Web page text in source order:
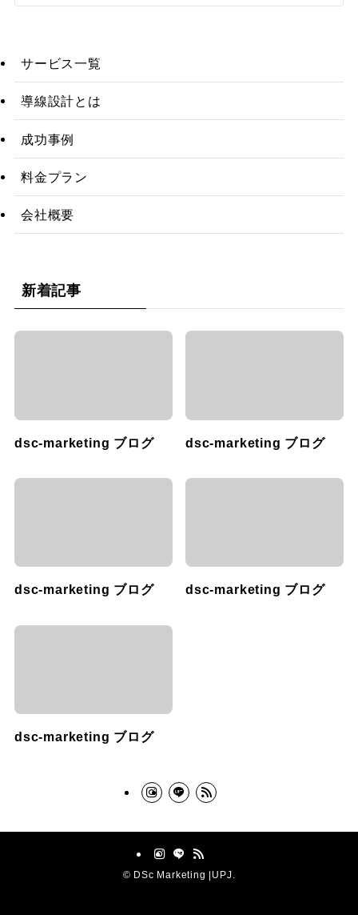
サービス一覧
導線設計とは
成功事例
料金プラン
会社概要
新着記事
dsc-marketing ブログ dsc-marketing ブログ
dsc-marketing ブログ dsc-marketing ブログ
dsc-marketing ブログ
© DSc Marketing |UPJ.